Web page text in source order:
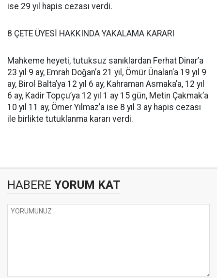
ise 29 yıl hapis cezası verdi.
8 ÇETE ÜYESİ HAKKINDA YAKALAMA KARARI
Mahkeme heyeti, tutuksuz sanıklardan Ferhat Dinar’a
23 yıl 9 ay, Emrah Doğan’a 21 yıl, Ömür Ünalan’a 19 yıl 9
ay, Birol Balta’ya 12 yıl 6 ay, Kahraman Asmaka’a, 12 yıl
6 ay, Kadir Topçu’ya 12 yıl 1 ay 15 gün, Metin Çakmak’a
10 yıl 11 ay, Ömer Yılmaz’a ise 8 yıl 3 ay hapis cezası
ile birlikte tutuklanma kararı verdi.
HABERE YORUM KAT